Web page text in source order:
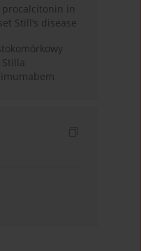
in
Still’s disease